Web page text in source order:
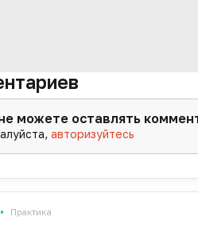
можете оставлять
авторизуйтесь
• Практика